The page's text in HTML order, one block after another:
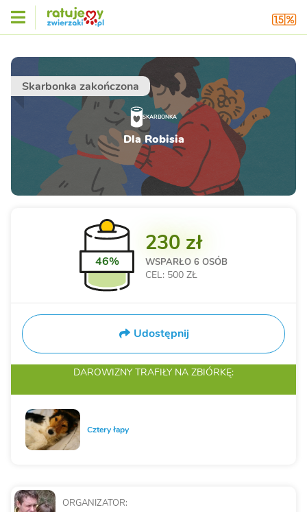
Skarbonka zakończona
SKARBONKA
Dla Robisia
ORGANIZATOR:
46%
230 zł
WSPARŁO 6 OSÓB
CEL: 500 ZŁ
Udostępnij
DAROWIZNY TRAFIŁY NA ZBIÓRKĘ:
Cztery łapy